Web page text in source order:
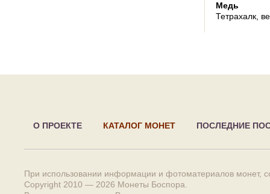
Медь
Тетрахалк ,
О ПРОЕКТЕ КАТАЛОГ МОНЕТ ПОСЛЕДНИЕ
При использовании информации и фотоматериалов монет,
Copyright 2010 — 2026 Монеты Боспора